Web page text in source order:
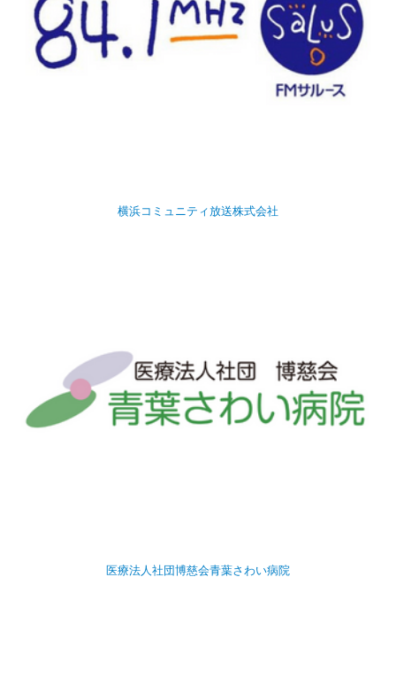
横浜コミュニティ放送株式会社
医療法人社団博慈会青葉さわい病院